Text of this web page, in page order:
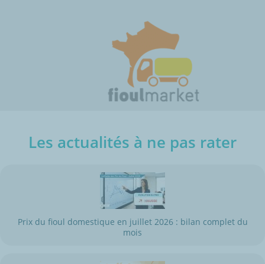
Les actualités à ne pas rater
Prix du fioul domestique en juillet 2026 : bilan complet du
mois